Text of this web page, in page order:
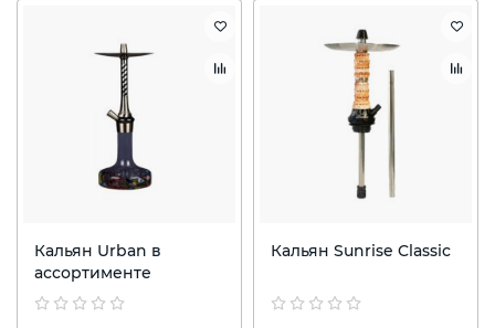
Кальян Urban в
ассортименте
Кальян Sunrise Classic